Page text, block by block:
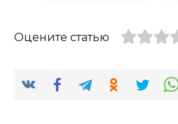
Оцените статью